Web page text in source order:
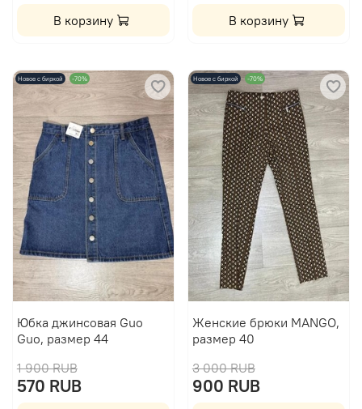
В корзину В корзину
Новое с биркой -70%
Юбка джинсовая Guo
Guo, размер 44
1 900 RUB
570 RUB
Новое с биркой -70%
Женские брюки MANGO,
размер 40
3 000 RUB
900 RUB